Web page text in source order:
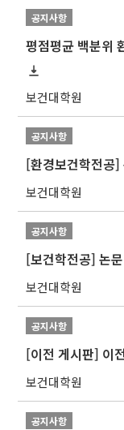
공지사항
평점평균 백분위
보건대학원
공지사항
[환경보건학전공]
보건대학원
공지사항
[보건학전공] 논
보건대학원
공지사항
[이전 게시판] 이
보건대학원
공지사항